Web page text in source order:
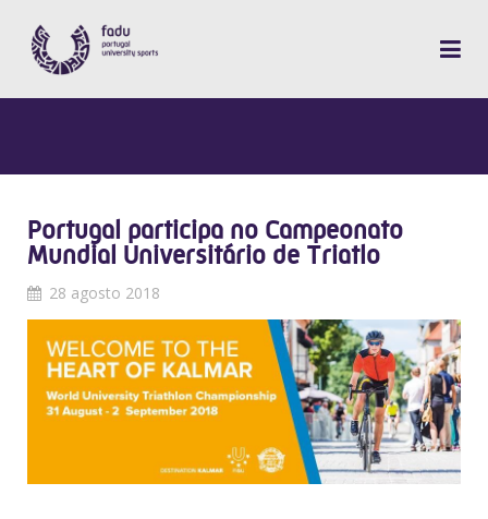
Portugal participa no Campeonato
Mundial Universitário de Triatlo
28 agosto 2018